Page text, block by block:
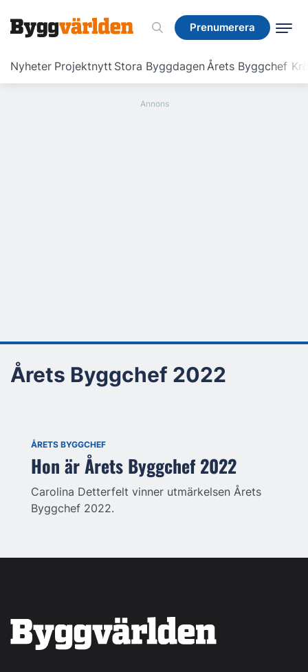
Prenumerera
Nyheter Projektnytt Stora ByggdagenÅrets Byggchef
Prenumerera
Årets Byggchef 2022
ÅRETS BYGGCHEF
Hon är Årets Byggchef 2022
Carolina Detterfelt vinner utmärkelsen Årets
Byggchef 2022.